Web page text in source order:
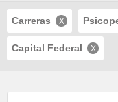
Carreras
Capital Federal